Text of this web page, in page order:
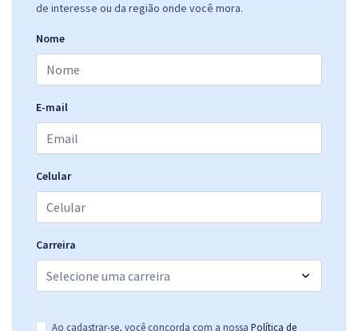
de interesse ou da região onde você mora.
Nome
E-mail
Celular
Carreira
Ao cadastrar-se, você concorda com a nossa Política de